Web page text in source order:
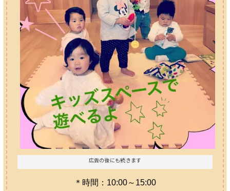
広告の後にも続きます
＊時間：10:00～15:00